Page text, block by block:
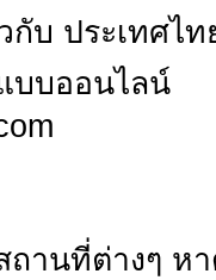
บ ประเทศไ
บบออนไลน์
ถานที่ต่างๆ